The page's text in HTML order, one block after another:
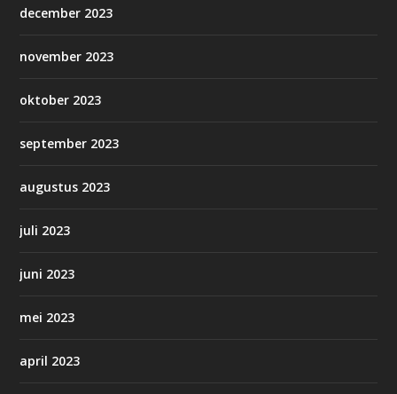
december 2023
november 2023
oktober 2023
september 2023
augustus 2023
juli 2023
juni 2023
mei 2023
april 2023